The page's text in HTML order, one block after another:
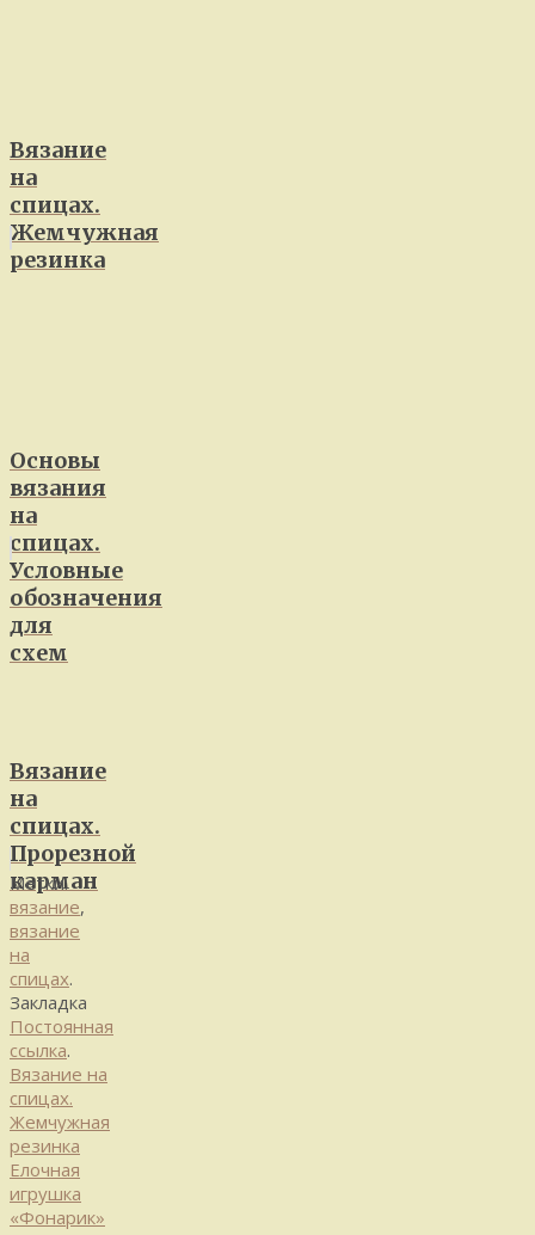
Вязание
на
спицах.
Жемчужная
резинка
Основы
вязания
на
спицах.
Условные
обозначения
для
схем
Вязание
на
спицах.
Прорезной
карман
Метки:
вязание,
вязание
на
спицах.
Закладка
Постоянная
ссылка.
Вязание на
спицах.
Жемчужная
резинка
Елочная
игрушка
«Фонарик»